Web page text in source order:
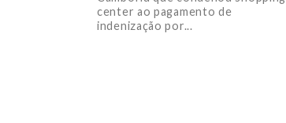
center ao pagamento de
indenização por...